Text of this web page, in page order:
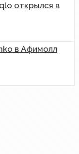
открылся в
в Афимолл